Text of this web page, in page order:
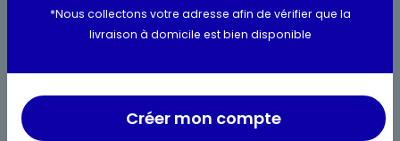
Bienvenue chez Maximo
Nos engagements
Maximo et vous
*Nous collectons votre adresse afin de vérifier que la
livraison à domicile est bien disponible
Créer mon compte